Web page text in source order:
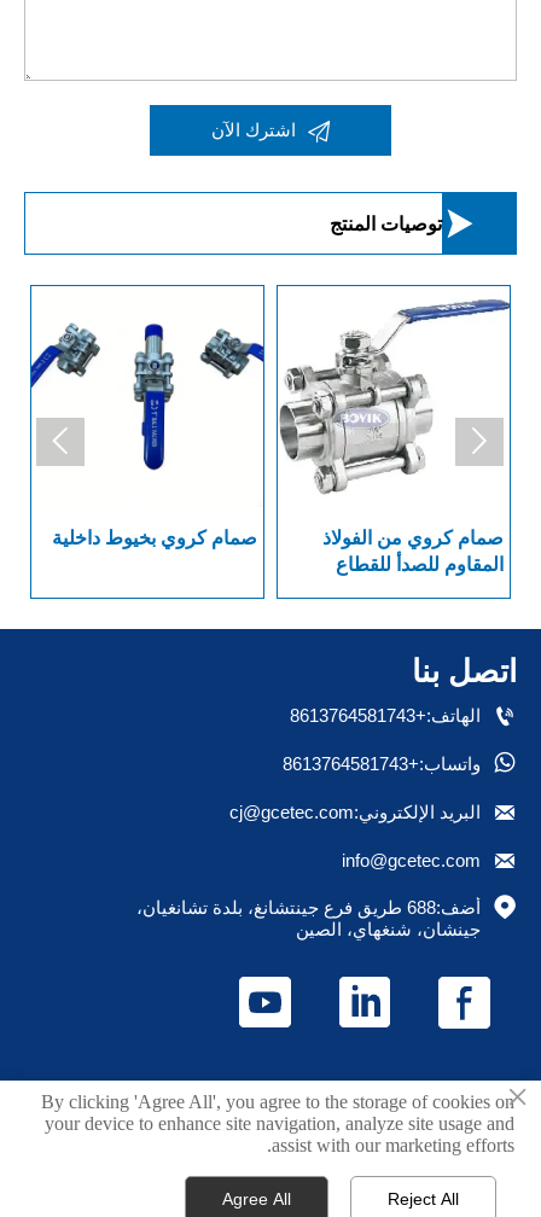
 اشترك الآن
توصيات المنتج
صمام كروي من الفولاذ
صمام الإبرة
 
اتصل بنا
 الهاتف:+8613764581743
 واتساب:+8613764581743
 البريد الإلكتروني:cj@gcetec.com

info@gcetec.com

أضف:688 طريق فرع جينتشانغ، بلدة تشانغيان،
جينشان، شنغهاي، الصين
حقوق الطبع والنشر © 2025 Juchuang (Shanghai) Fluid
Technology Co., Ltd.
سياسة الخصوصية
×
By clicking 'Agree All', you agree to the storage of cookies on
your device to enhance site navigation, analyze site usage and
assist with our marketing efforts.
Reject All
Agree All